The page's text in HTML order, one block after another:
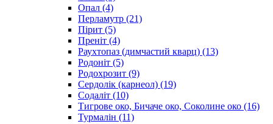
Опал (4)
Перламутр (21)
Пірит (5)
Преніт (4)
Раухтопаз (димчастий кварц) (13)
Родоніт (5)
Родохрозит (9)
Сердолік (карнеол) (19)
Содаліт (10)
Тигрове око, Бичаче око, Соколине око (16)
Турмалін (11)